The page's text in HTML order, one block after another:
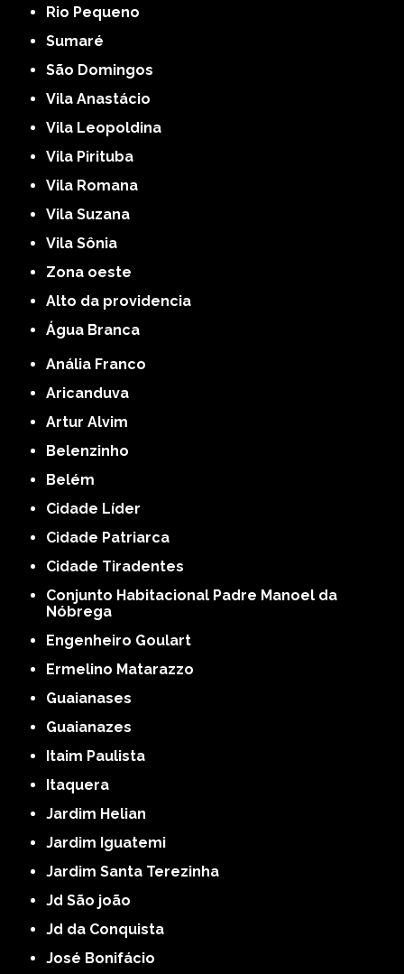
Rio Pequeno
Sumaré
São Domingos
Vila Anastácio
Vila Leopoldina
Vila Pirituba
Vila Romana
Vila Suzana
Vila Sônia
Zona oeste
alto da providencia
Água Branca
Anália Franco
Aricanduva
Artur Alvim
Belenzinho
Belém
Cidade Líder
Cidade Patriarca
Cidade Tiradentes
Conjunto Habitacional Padre Manoel da
Nóbrega
Engenheiro Goulart
Ermelino Matarazzo
Guaianases
Guaianazes
Itaim Paulista
Itaquera
Jardim Helian
Jardim Iguatemi
Jardim Santa Terezinha
Jd São joão
Jd da Conquista
José Bonifácio